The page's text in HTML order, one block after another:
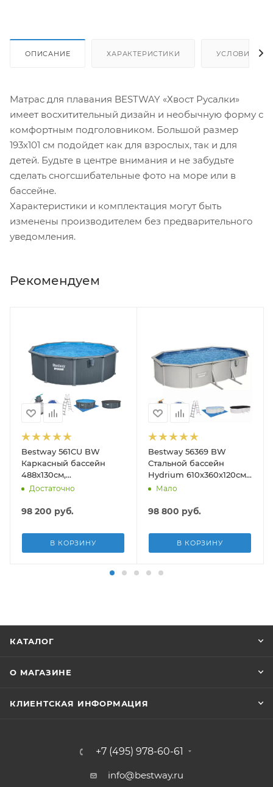
ОПИСАНИЕ ХАРАКТЕРИСТИКИ УСЛОВИЯ
Матрас для плавания BESTWAY «Хвост Русалки»
имеет восхитительный дизайн и необычную форму с
комфортным подголовником. Большой размер
193х101 см подойдет как для взрослых, так и для
детей. Будьте в центре внимания и не забудьте
сделать сногсшибательные фото на море или в
бассейне.
Характеристики и комплектация могут быть
изменены производителем без предварительного
уведомления.
Рекомендуем
Bestway 561CU BW
Каркасный бассейн
488х130см,
композитный, 21490л,
лестн, тент, подст, дисп.
Достаточно
98 200 руб.
В КОРЗИНУ
Bestway 56369 BW
Стальной бассейн
Hydrium 610х360х120см,
19929л, песч.фил.-нас
подст.
Мало
98 800 руб.
В КОРЗИНУ
КАТАЛОГ
О МАГАЗИНЕ
КЛИЕНТСКАЯ ИНФОРМАЦИЯ
+7 (495) 978-60-61
info@bestway.ru